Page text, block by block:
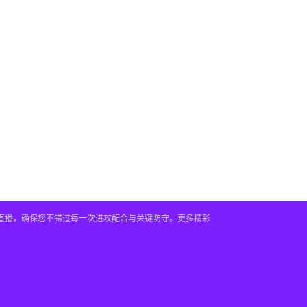
，确保您不错过每一次进攻配合与关键防守。更多精彩